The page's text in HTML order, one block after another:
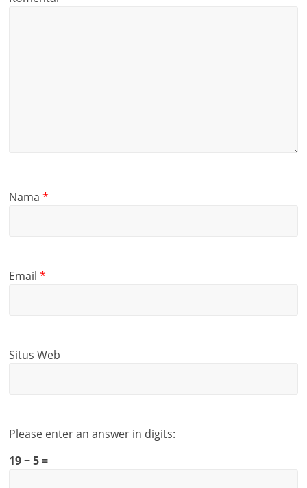
Nama*
Email*
Situs Web
Please enter an answer in digits:
19 − 5 =